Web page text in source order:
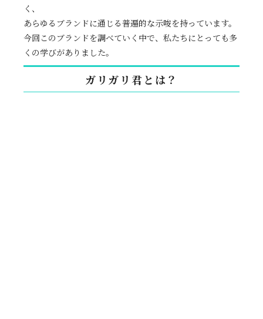
く、
あらゆるブランドに通じる普遍的な示唆を持っています。
今回このブランドを調べていく中で、私たちにとっても多
くの学びがありました。
ガリガリ君とは？